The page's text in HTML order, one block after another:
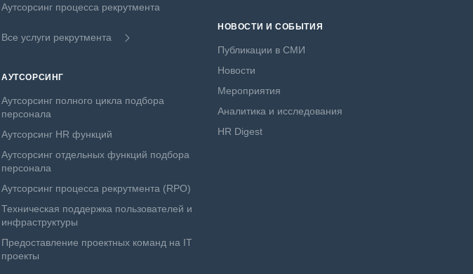
Аутсорсинг процесса рекрутмента
Все услуги рекрутмента
АУТСОРСИНГ
Аутсорсинг полного цикла подбора
персонала
Аутсорсинг HR функций
Аутсорсинг отдельных функций подбора
персонала
Аутсорсинг процесса рекрутмента (RPO)
Техническая поддержка пользователей и
инфраструктуры
Предоставление проектных команд на IT
проекты
НОВОСТИ И СОБЫТИЯ
Публикации в СМИ
Новости
Мероприятия
Аналитика и исследования
HR Digest